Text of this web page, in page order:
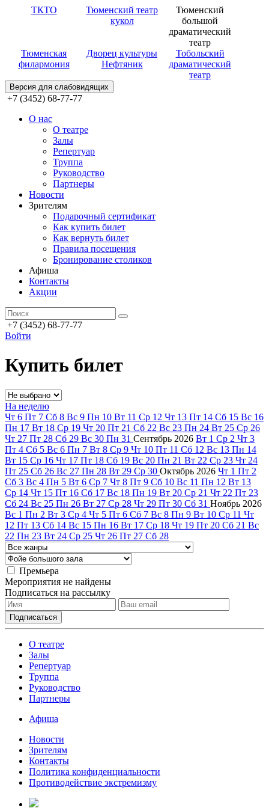
ТКТО
Тюменский театр
кукол
Тюменский
большой
драматический
театр
Тюменская
филармония
Дворец культуры
Нефтяник
Тобольский
драматический
театр
Версия для слабовидящих
+7 (3452) 68-77-77
О нас
О театре
Залы
Репертуар
Труппа
Руководство
Партнеры
Новости
Зрителям
Подарочный сертификат
Как купить билет
Как вернуть билет
Правила посещения
Бронирование столиков
Афиша
Контакты
Акции
+7 (3452) 68-77-77
Войти
Купить билет
На неделю
Чт 6 Пт 7 Сб 8 Вс 9 Пн 10 Вт 11 Ср 12 Чт 13 Пт 14 Сб 15 Вс 16
Пн 17 Вт 18 Ср 19 Чт 20 Пт 21 Сб 22 Вс 23 Пн 24 Вт 25 Ср 26
Чт 27 Пт 28 Сб 29 Вс 30 Пн 31 Сентябрь 2026 Вт 1 Ср 2 Чт 3
Пт 4 Сб 5 Вс 6 Пн 7 Вт 8 Ср 9 Чт 10 Пт 11 Сб 12 Вс 13 Пн 14
Вт 15 Ср 16 Чт 17 Пт 18 Сб 19 Вс 20 Пн 21 Вт 22 Ср 23 Чт 24
Пт 25 Сб 26 Вс 27 Пн 28 Вт 29 Ср 30 Октябрь 2026 Чт 1 Пт 2
Сб 3 Вс 4 Пн 5 Вт 6 Ср 7 Чт 8 Пт 9 Сб 10 Вс 11 Пн 12 Вт 13
Ср 14 Чт 15 Пт 16 Сб 17 Вс 18 Пн 19 Вт 20 Ср 21 Чт 22 Пт 23
Сб 24 Вс 25 Пн 26 Вт 27 Ср 28 Чт 29 Пт 30 Сб 31 Ноябрь 2026
Вс 1 Пн 2 Вт 3 Ср 4 Чт 5 Пт 6 Сб 7 Вс 8 Пн 9 Вт 10 Ср 11 Чт
12 Пт 13 Сб 14 Вс 15 Пн 16 Вт 17 Ср 18 Чт 19 Пт 20 Сб 21 Вс
22 Пн 23 Вт 24 Ср 25 Чт 26 Пт 27 Сб 28
Премьера
Мероприятия не найдены
Подписаться на рассылку
О театре
Залы
Репертуар
Труппа
Руководство
Партнеры
Афиша
Новости
Зрителям
Контакты
Политика конфиденциальности
Противодействие экстремизму